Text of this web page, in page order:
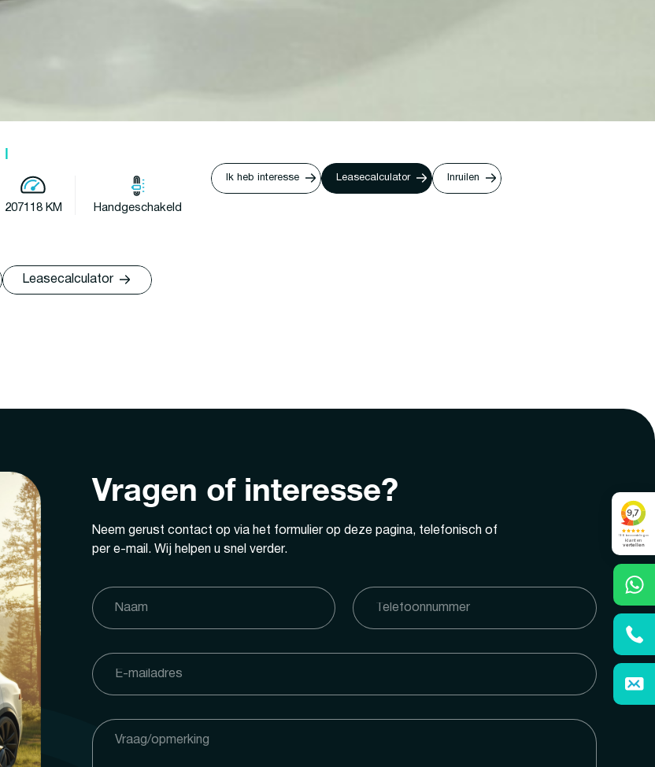
l
207118 KM Handgeschakeld
Ik heb interesse Leasecalculator Inruilen
Leasecalculator
Vragen of interesse?
Neem gerust contact op via het formulier op deze pagina, telefonisch of
per e-mail. Wij helpen u snel verder.